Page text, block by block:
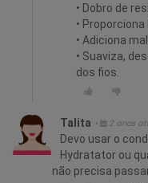
• Dobro de
• Proporciona
• Adiciona
• Suaviza,
dos fios.
Talita • 2 anos
Devo usar o
Hydratator ou
não precisa